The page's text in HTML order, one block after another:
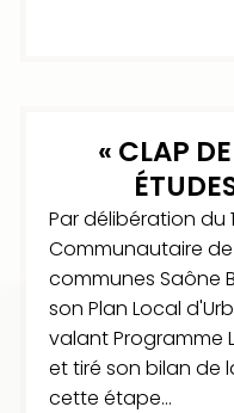
« CLAP
Par délibération du
Communautaire
communes Saône
son Plan Local
valant Programme
et tiré son bilan de
cette étape...